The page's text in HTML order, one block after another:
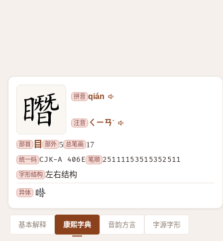
拼音 qián
注音 ㄑㄧㄢˊ
部首 目 部外 5 总笔画 17
统一码 CJK-A 406E 笔顺 25111153515352511
字形结构 左右结构
异体
基本解释 康熙字典 音韵方言 字源字形